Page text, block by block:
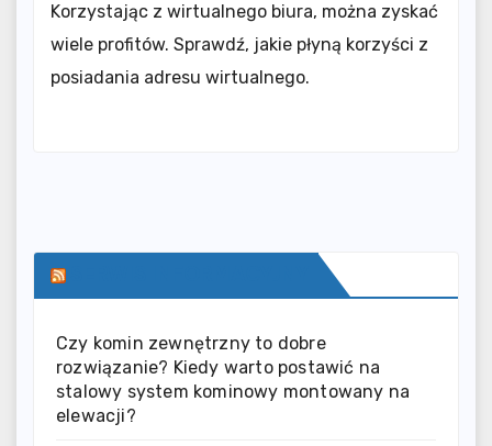
Korzystając z wirtualnego biura, można zyskać
wiele profitów. Sprawdź, jakie płyną korzyści z
posiadania adresu wirtualnego.
Czy komin zewnętrzny to dobre
rozwiązanie? Kiedy warto postawić na
stalowy system kominowy montowany na
elewacji?